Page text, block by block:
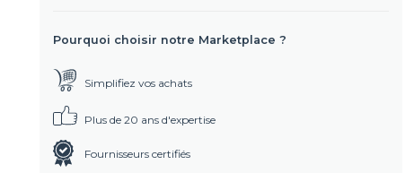
Pourquoi choisir notre Marketplace ?
Simplifiez vos achats
Plus de 20 ans d'expertise
Fournisseurs certifiés